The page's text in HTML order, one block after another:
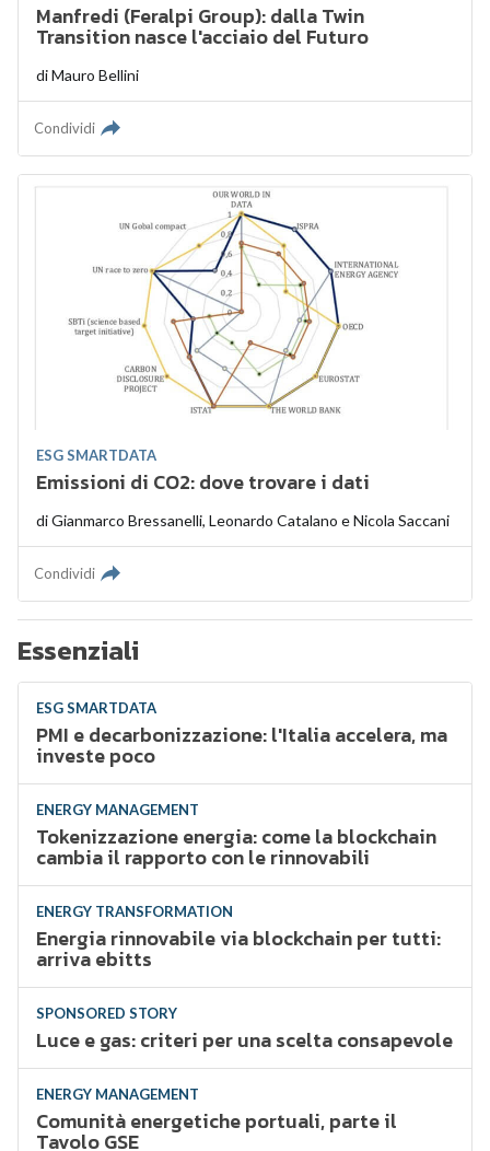
Manfredi (Feralpi Group): dalla Twin
Transition nasce l'acciaio del Futuro
diMauro Bellini
Condividi
ESG SMARTDATA
Emissioni di CO2: dove trovare i dati
diGianmarco Bressanelli, Leonardo Catalano eNicola Saccani
Condividi
Essenziali
ESG SMARTDATA
PMI e decarbonizzazione: l'Italia accelera, ma
investe poco
ENERGY MANAGEMENT
Tokenizzazione energia: come la blockchain
cambia il rapporto con le rinnovabili
ENERGY TRANSFORMATION
Energia rinnovabile via blockchain per tutti:
arriva ebitts
SPONSORED STORY
Luce e gas: criteri per una scelta consapevole
ENERGY MANAGEMENT
Comunità energetiche portuali, parte il
Tavolo GSE